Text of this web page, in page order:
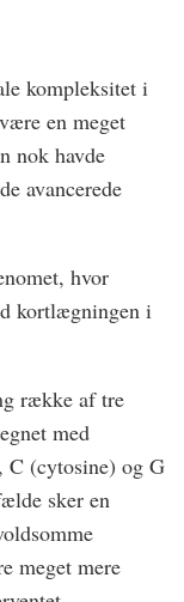
kompleksitet i
en meget
nok havde
avancerede
hvor
kortlægningen i
række af tre
med
C (cytosine) og G
sker en
meget mere